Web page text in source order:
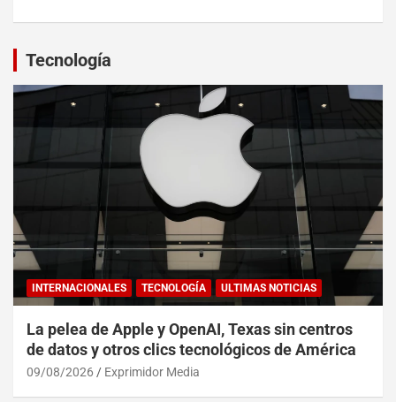
Tecnología
INTERNACIONALES TECNOLOGÍA ULTIMAS NOTICIAS
La pelea de Apple y OpenAI, Texas sin centros
de datos y otros clics tecnológicos de América
09/08/2026 Exprimidor Media